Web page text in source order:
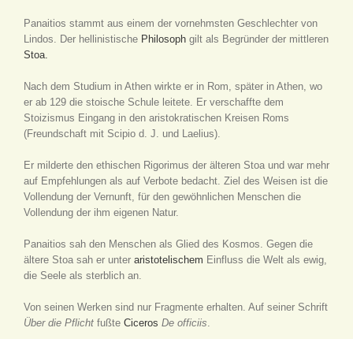
Panaitios stammt aus einem der vornehmsten Geschlechter von
Lindos. Der hellinistische Philosoph gilt als Begründer der mittleren
Stoa.
Nach dem Studium in Athen wirkte er in Rom, später in Athen, wo
er ab 129 die stoische Schule leitete. Er verschaffte dem
Stoizismus Eingang in den aristokratischen Kreisen Roms
(Freundschaft mit Scipio d. J. und Laelius).
Er milderte den ethischen Rigorimus der älteren Stoa und war mehr
auf Empfehlungen als auf Verbote bedacht. Ziel des Weisen ist die
Vollendung der Vernunft, für den gewöhnlichen Menschen die
Vollendung der ihm eigenen Natur.
Panaitios sah den Menschen als Glied des Kosmos. Gegen die
ältere Stoa sah er unter aristotelischem Einfluss die Welt als ewig,
die Seele als sterblich an.
Von seinen Werken sind nur Fragmente erhalten. Auf seiner Schrift
Über die Pflicht fußte Ciceros De officiis